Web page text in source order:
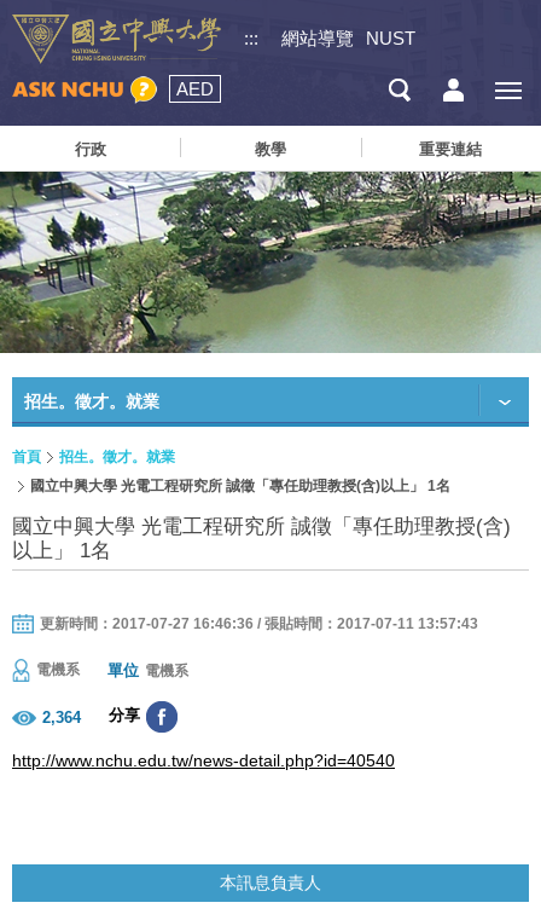
::: 網站導覽 NUST
AED
行政 教學 重要連結
招生。徵才。就業
首頁
招生。徵才。就業
國立中興大學 光電工程研究所 誠徵「專任助理教授(含)以上」 1名
國立中興大學 光電工程研究所 誠徵「專任助理教授(含)
以上」 1名
更新時間：2017-07-27 16:46:36 / 張貼時間：2017-07-11 13:57:43
電機系 單位 電機系
2,364 分享
http://www.nchu.edu.tw/news-detail.php?id=40540
本訊息負責人